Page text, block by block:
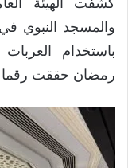
رمضان حققت رقما